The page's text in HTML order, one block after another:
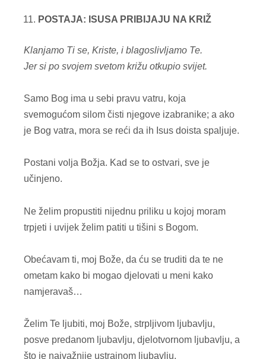
POSTAJA: ISUSA PRIBIJAJU NA KRIŽ
Klanjamo Ti se, Kriste, i blagoslivljamo Te.
Jer si po svojem svetom križu otkupio svijet.
Samo Bog ima u sebi pravu vatru, koja
svemogućom silom čisti njegove izabranike; a ako
je Bog vatra, mora se reći da ih Isus doista spaljuje.
Postani volja Božja. Kad se to ostvari, sve je
učinjeno.
Ne želim propustiti nijednu priliku u kojoj moram
trpjeti i uvijek želim patiti u tišini s Bogom.
Obećavam ti, moj Bože, da ću se truditi da te ne
ometam kako bi mogao djelovati u meni kako
namjeravaš…
Želim Te ljubiti, moj Bože, strpljivom ljubavlju,
posve predanom ljubavlju, djelotvornom ljubavlju, a
što je najvažnije ustrajnom ljubavlju.